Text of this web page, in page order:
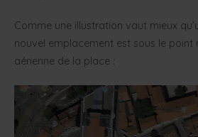
Comme une illustration vaut mieux
nouvel emplacement est sous le point
aérienne de la place :